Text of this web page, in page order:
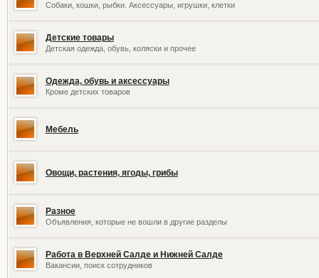
Собаки, кошки, рыбки. Аксессуары, игрушки, клетки
Детские товары
Детская одежда, обувь, коляски и прочее
Одежда, обувь и аксессуары
Кроме детских товаров
Мебель
Овощи, растения, ягоды, грибы
Разное
Объявления, которые не вошли в другие разделы
Работа в Верхней Салде и Нижней Салде
Вакансии, поиск сотрудников